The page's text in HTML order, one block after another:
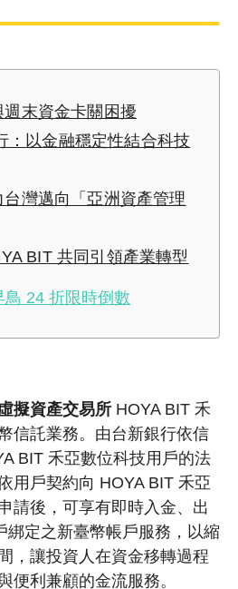
末資金卡關困擾
：以金融穩定性結合科技
灣邁向「亞洲資產管理
BIT 共同引領產業轉型
24 折限時倒數
擬資產交易所 HOYA BIT 禾
信託業務。由台新銀行依信
BIT 禾亞數位科技用戶的法
用戶契約向 HOYA BIT 禾亞
請後，可享有即時入金、出
綁定之新臺幣帳戶服務，以縮
，讓投資人在資金移轉過程
便利兼顧的金流服務。